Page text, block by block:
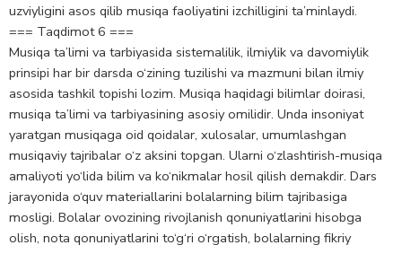
uzviyligini asos qilib musiqa faoliyatini izchilligini ta’minlaydi.
=== Taqdimot 6 ===
Musiqa ta’limi va tarbiyasida sistemalilik, ilmiylik va davomiylik
prinsipi har bir darsda o‘zining tuzilishi va mazmuni bilan ilmiy
asosida tashkil topishi lozim. Musiqa haqidagi bilimlar doirasi,
musiqa ta’limi va tarbiyasining asosiy omilidir. Unda insoniyat
yaratgan musiqaga oid qoidalar, xulosalar, umumlashgan
musiqaviy tajribalar o‘z aksini topgan. Ularni o‘zlashtirish-musiqa
amaliyoti yo‘lida bilim va ko‘nikmalar hosil qilish demakdir. Dars
jarayonida o‘quv materiallarini bolalarning bilim tajribasiga
mosligi. Bolalar ovozining rivojlanish qonuniyatlarini hisobga
olish, nota qonuniyatlarini to‘g‘ri o‘rgatish, bolalarning fikriy